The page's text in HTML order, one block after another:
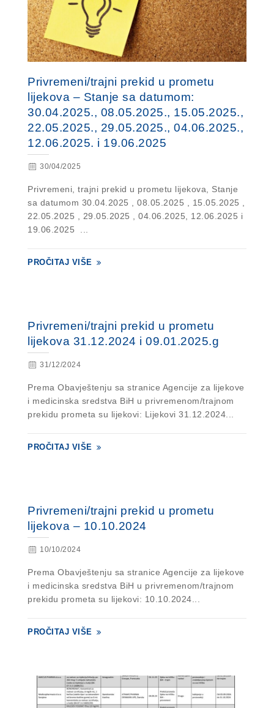
Privremeni/trajni prekid u prometu
lijekova – Stanje sa datumom:
30.04.2025., 08.05.2025., 15.05.2025.,
22.05.2025., 29.05.2025., 04.06.2025.,
12.06.2025. i 19.06.2025
30/04/2025
Privremeni, trajni prekid u prometu lijekova, Stanje
sa datumom 30.04.2025 , 08.05.2025 , 15.05.2025 ,
22.05.2025 , 29.05.2025 , 04.06.2025, 12.06.2025 i
19.06.2025 ...
PROČITAJ VIŠE
Privremeni/trajni prekid u prometu
lijekova 31.12.2024 i 09.01.2025.g
31/12/2024
Prema Obavještenju sa stranice Agencije za lijekove
i medicinska sredstva BiH u privremenom/trajnom
prekidu prometa su lijekovi: Lijekovi 31.12.2024...
PROČITAJ VIŠE
Privremeni/trajni prekid u prometu
lijekova – 10.10.2024
10/10/2024
Prema Obavještenju sa stranice Agencije za lijekove
i medicinska sredstva BiH u privremenom/trajnom
prekidu prometa su lijekovi: 10.10.2024...
PROČITAJ VIŠE